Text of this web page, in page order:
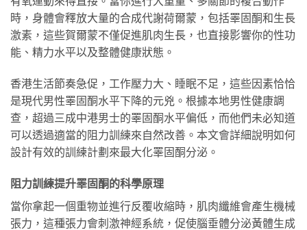
時，身體會釋放大量的合成代謝荷爾蒙，包括睪固酮和生長
激素，這些賀爾蒙不僅促進肌肉生長，也直接影響你的性功
能、精力水平以及整體健康狀態。
香港生活節奏急促，工作壓力大、睡眠不足，這些因素恰恰
是現代男性睪固酮水平下降的元兇。根據本地男性健康調
查，超過三成中港男士的睪固酮水平偏低，而他們未必知道
可以透過適當的阻力訓練來自然改善。本文會詳細說明如何
設計有效的訓練計劃來最大化睪固酮分泌。
阻力訓練提升睪固酮的科學原理
當你拿起一個重物並進行反覆收縮時，肌肉纖維會產生機械
張力，這種張力會刺激神經系統，促使腦垂體分泌黃體生成